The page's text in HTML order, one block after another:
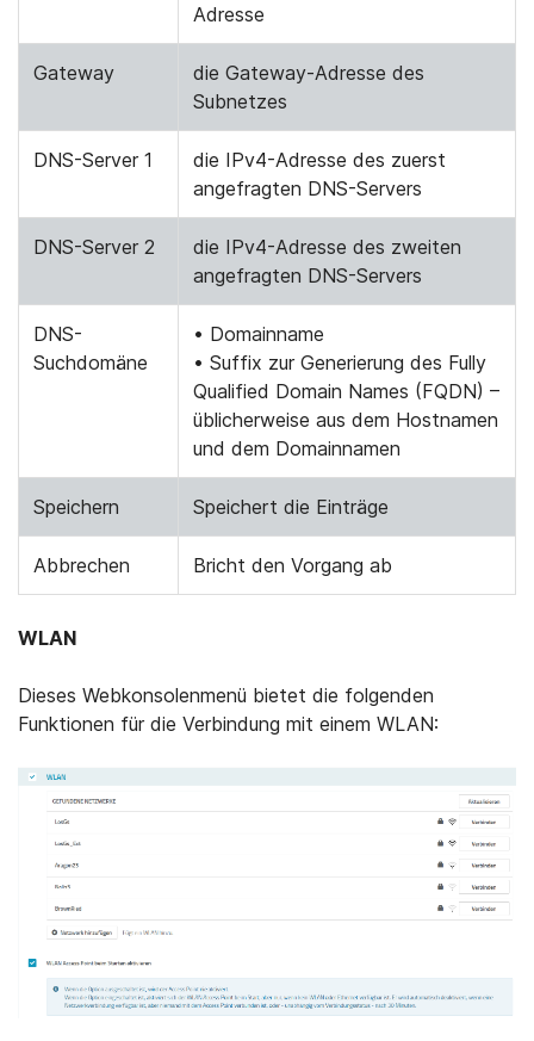
Adresse
Gateway
die Gateway-Adresse des
Subnetzes
DNS-Server 1
die IPv4-Adresse des zuerst
angefragten DNS-Servers
DNS-Server 2
die IPv4-Adresse des zweiten
angefragten DNS-Servers
DNS-
Suchdomäne
• Domainname
• Suffix zur Generierung des Fully
Qualified Domain Names (FQDN) –
üblicherweise aus dem Hostnamen
und dem Domainnamen
Speichern Speichert die Einträge
Abbrechen Bricht den Vorgang ab
WLAN
Dieses Webkonsolenmenü bietet die folgenden
Funktionen für die Verbindung mit einem WLAN: